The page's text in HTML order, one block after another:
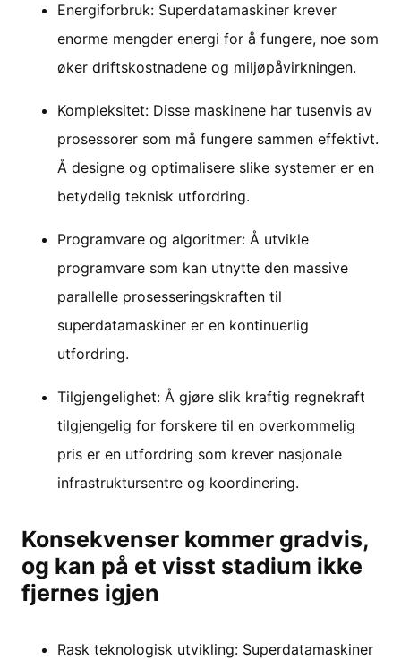
Energiforbruk: Superdatamaskiner krever
enorme mengder energi for å fungere, noe som
øker driftskostnadene og miljøpåvirkningen.
Kompleksitet: Disse maskinene har tusenvis av
prosessorer som må fungere sammen effektivt.
Å designe og optimalisere slike systemer er en
betydelig teknisk utfordring.
Programvare og algoritmer: Å utvikle
programvare som kan utnytte den massive
parallelle prosesseringskraften til
superdatamaskiner er en kontinuerlig
utfordring.
Tilgjengelighet: Å gjøre slik kraftig regnekraft
tilgjengelig for forskere til en overkommelig
pris er en utfordring som krever nasjonale
infrastruktursentre og koordinering.
Konsekvenser kommer gradvis,
og kan på et visst stadium ikke
fjernes igjen
Rask teknologisk utvikling: Superdatamaskiner